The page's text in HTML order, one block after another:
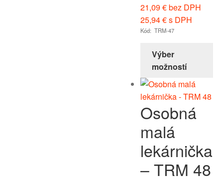
21,09€bez DPH
25,94€s DPH
Kód: TRM-47
Výber
možností
Osobná
malá
lekárnička
– TRM 48